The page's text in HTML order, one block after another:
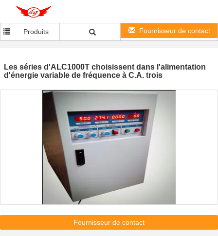
Produits Fournisseur de contact
Les séries d'ALC1000T choisissent dans l'alimentation
d'énergie variable de fréquence à C.A. trois
Fournisseur de contact